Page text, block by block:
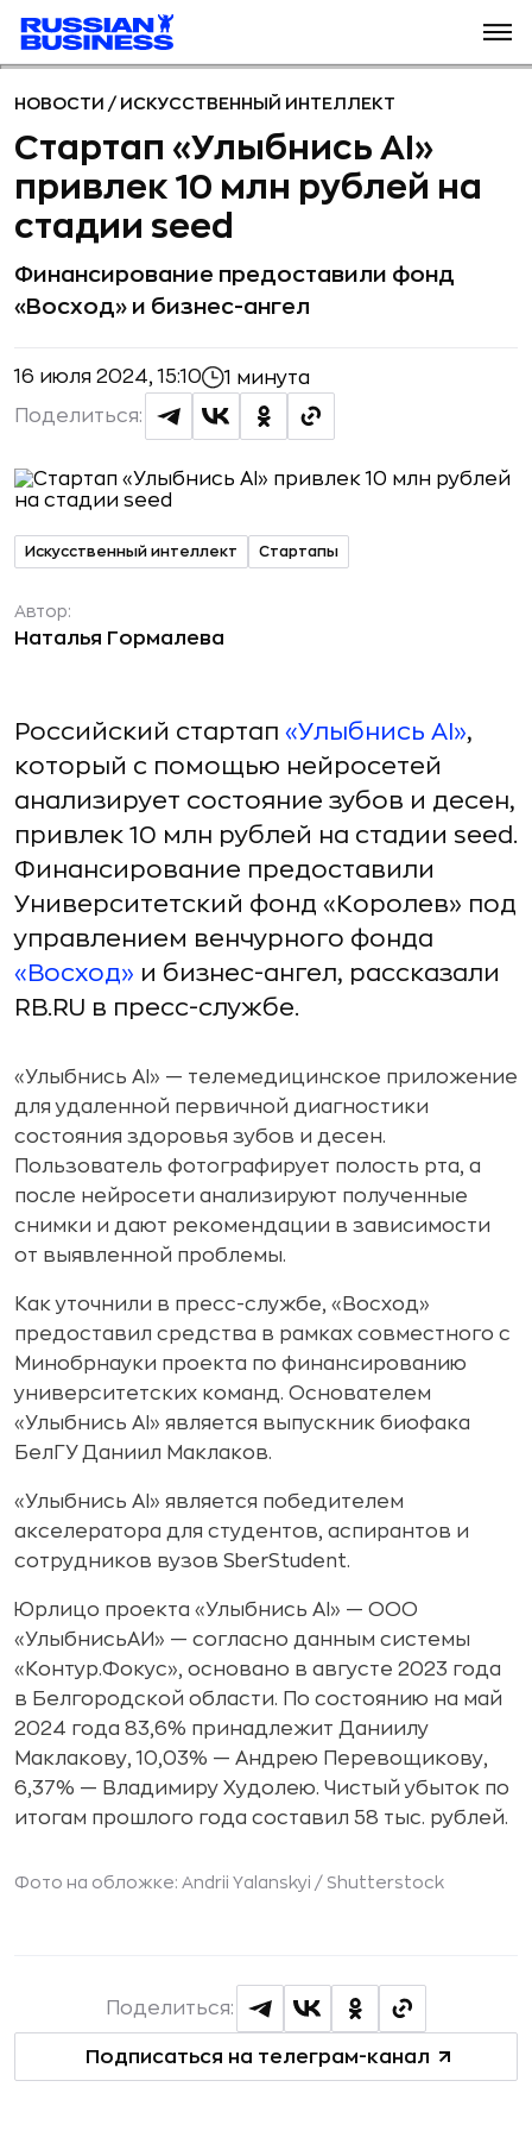
НОВОСТИ / ИСКУССТВЕННЫЙ ИНТЕЛЛЕКТ
Стартап «Улыбнись AI»
привлек 10 млн рублей на
стадии seed
Финансирование предоставили фонд
«Восход» и бизнес-ангел
16 июля 2024, 15:10 1 минута
Поделиться:
Искусственный интеллект Стартапы
Автор:
Наталья Гормалева
Российский стартап «Улыбнись AI»,
который с помощью нейросетей
анализирует состояние зубов и десен,
привлек 10 млн рублей на стадии seed.
Финансирование предоставили
Университетский фонд «Королев» под
управлением венчурного фонда
«Восход» и бизнес-ангел, рассказали
RB.RU в пресс-службе.
«Улыбнись AI» — телемедицинское приложение
для удаленной первичной диагностики
состояния здоровья зубов и десен.
Пользователь фотографирует полость рта, а
после нейросети анализируют полученные
снимки и дают рекомендации в зависимости
от выявленной проблемы.
Как уточнили в пресс-службе, «Восход»
предоставил средства в рамках совместного с
Минобрнауки проекта по финансированию
университетских команд. Основателем
«Улыбнись AI» является выпускник биофака
БелГУ Даниил Маклаков.
«Улыбнись AI» является победителем
акселератора для студентов, аспирантов и
сотрудников вузов SberStudent.
Юрлицо проекта «Улыбнись AI» — ООО
«УлыбнисьАИ» — согласно данным системы
«Контур.Фокус», основано в августе 2023 года
в Белгородской области. По состоянию на май
2024 года 83,6% принадлежит Даниилу
Маклакову, 10,03% — Андрею Перевощикову,
6,37% — Владимиру Худолею. Чистый убыток по
итогам прошлого года составил 58 тыс. рублей.
Фото на обложке: Andrii Yalanskyi / Shutterstock
Подписаться на телеграм-канал
Поделиться: